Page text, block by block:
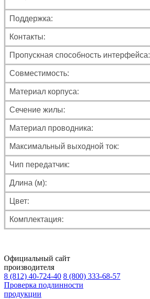
Поддержка:
Контакты:
Пропускная способность интерфейса:
Совместимость:
Материал корпуса:
Сечение жилы:
Материал проводника:
Максимальный выходной ток:
Чип передатчик:
Длина (м):
Цвет:
Комплектация:
Официальный сайт
производителя
8 (812) 40-724-40 8 (800) 333-68-57
Проверка подлинности
продукции